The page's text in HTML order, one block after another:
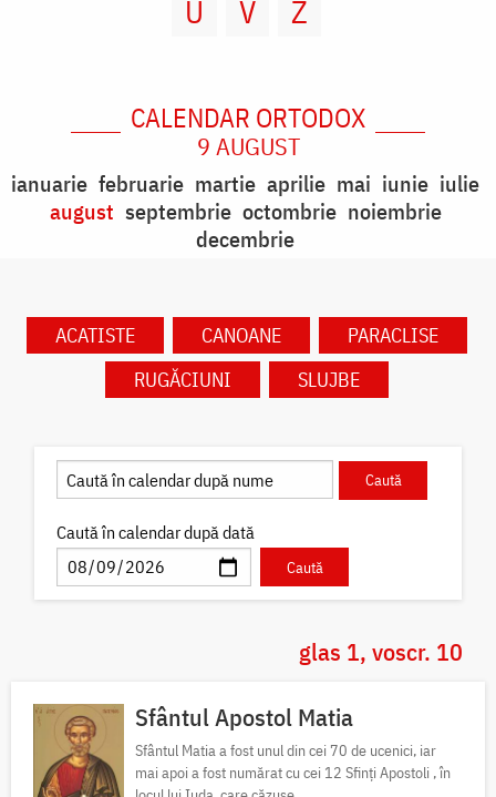
U
V Z
CALENDAR ORTODOX
9 AUGUST
ianuarie februarie martie aprilie mai iunie iulie
august septembrie octombrie noiembrie
decembrie
ACATISTE CANOANE
PARACLISE
RUGĂCIUNI
SLUJBE
Caută în calendar după dată
glas 1, voscr. 10
Sfântul Apostol Matia
Sfântul Matia a fost unul din cei 70 de ucenici, iar
mai apoi a fost numărat cu cei 12 Sfinți Apostoli , în